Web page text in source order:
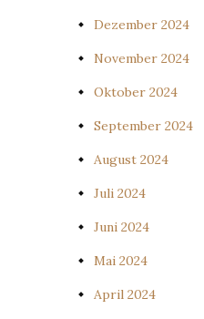
Dezember 2024
November 2024
Oktober 2024
September 2024
August 2024
Juli 2024
Juni 2024
Mai 2024
April 2024